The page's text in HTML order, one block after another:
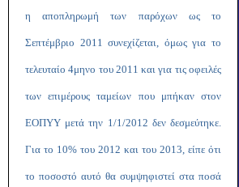
η αποπληρωμή των παρόχων ως το
Σεπτέμβριο 2011 συνεχίζεται, όμως για το
τελευταίο 4μηνο του 2011 και για τις οφειλές
των επιμέρους ταμείων που μπήκαν στον
ΕΟΠΥΥ μετά την 1/1/2012 δεν δεσμεύτηκε.
Για το 10% του 2012 και του 2013, είπε ότι
το ποσοστό αυτό θα συμψηφιστεί στα ποσά